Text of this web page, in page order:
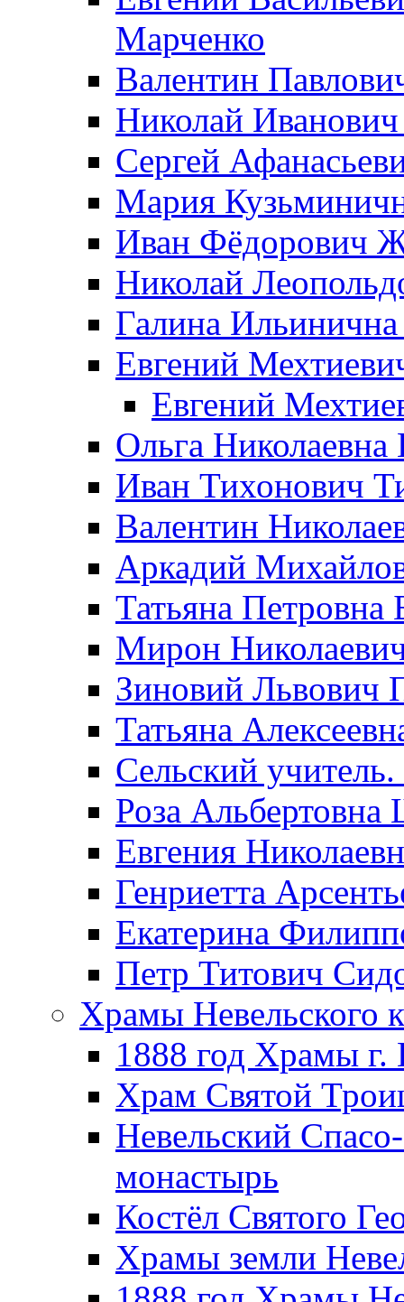
Марченко
Валентин
Николай Иванович
Сергей
Мария
Иван Фёдорович
Николай
Галина
Евгений
Евгений
Ольга Николаевна
Иван Тихонович
Валентин
Аркадий
Татьяна Петровна
Мирон
Зиновий Львович
Татьяна
Сельский
Роза
Евгения
Генриетта
Екатерина
Петр Титович
Храмы Невельского
1888 год Храмы г.
Храм Святой
Невельский
монастырь
Костёл Святого
Храмы земли